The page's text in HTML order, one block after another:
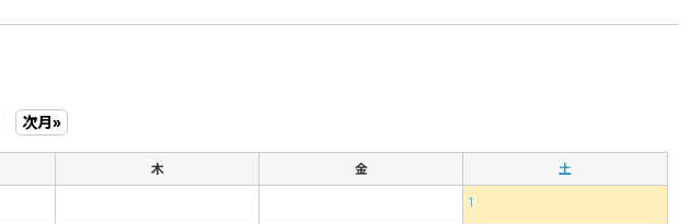
次月»
木 金 土
1